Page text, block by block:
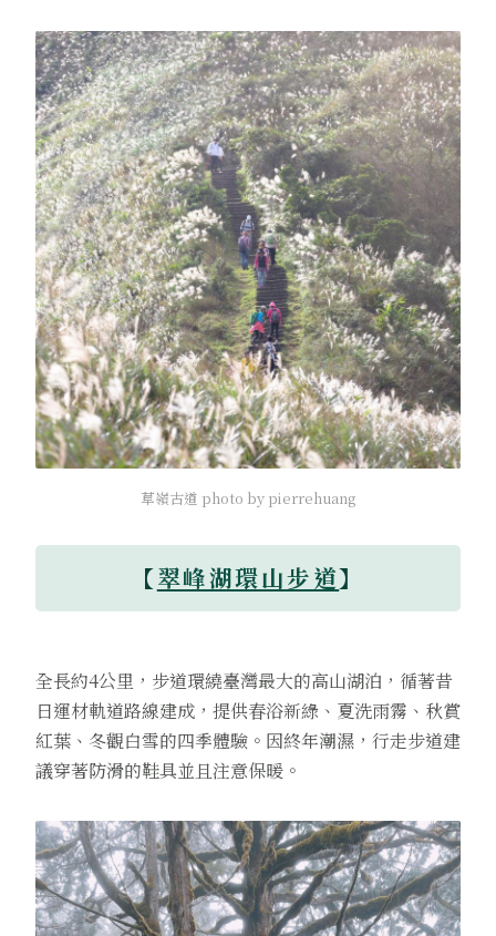
草嶺古道 photo by pierrehuang
【翠峰湖環山步道】
全長約4公里，步道環繞臺灣最大的高山湖泊，循著昔
日運材軌道路線建成，提供春浴新綠、夏洗雨霧、秋賞
紅葉、冬觀白雪的四季體驗。因終年潮濕，行走步道建
議穿著防滑的鞋具並且注意保暖。